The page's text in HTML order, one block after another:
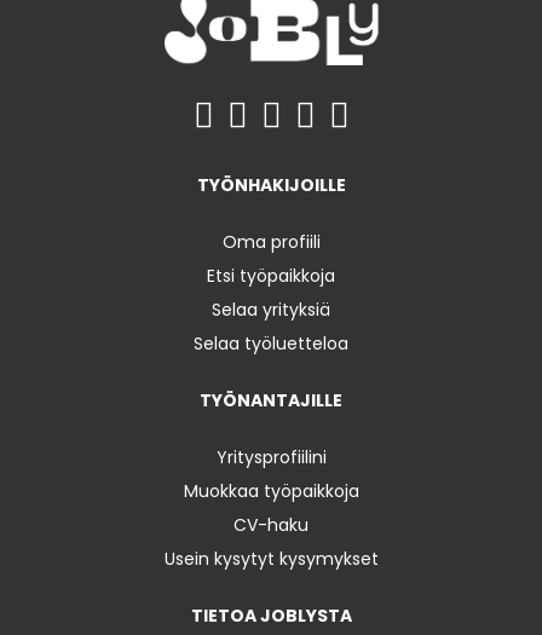
TYÖNHAKIJOILLE
Oma profiili
Etsi työpaikkoja
Selaa yrityksiä
Selaa työluetteloa
TYÖNANTAJILLE
Yritysprofiilini
Muokkaa työpaikkoja
CV-haku
Usein kysytyt kysymykset
TIETOA JOBLYSTA